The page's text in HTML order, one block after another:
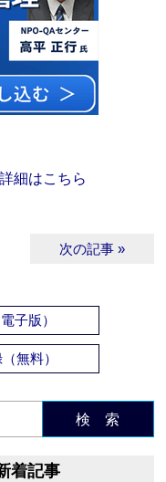
細はこちら
次の記事 »
子版）
無料）
検 索
着記事